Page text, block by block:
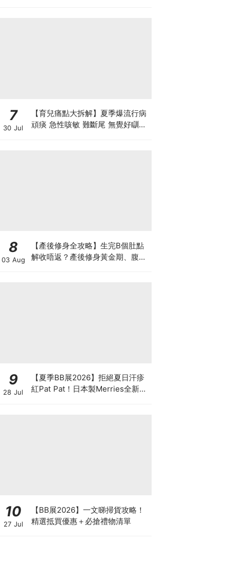
7
30 Jul
【育兒痛點大拆解】夏季爆流行病
頑痰 急性咳敏 難斷尾 無覺好瞓？
8
03 Aug
【產後修身全攻略】生完B個肚點
解收唔返？產後修身黃金期、腹直
9
28 Jul
【夏季BB展2026】拒絕夏日汗疹
紅Pat Pat！日本製Merries全新超
10
27 Jul
【BB展2026】一文睇掃貨攻略！
精選抵買優惠＋必搶禮物清單